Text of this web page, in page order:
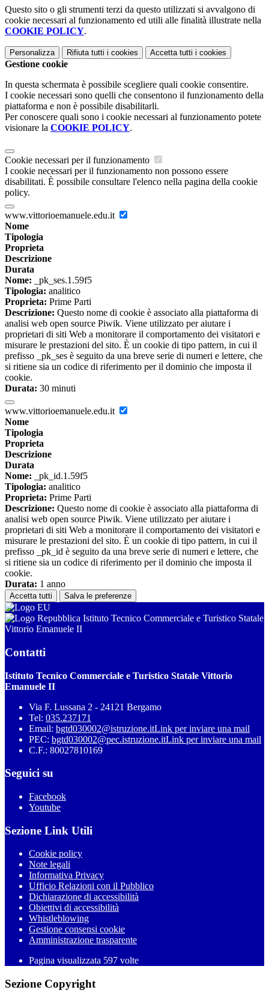
Questo sito o gli strumenti terzi da questo utilizzati si avvalgono di
cookie necessari al funzionamento ed utili alle finalità illustrate nella
COOKIE POLICY.
Personalizza Rifiuta tutti i cookies Accetta tutti i cookies
Gestione cookie
In questa schermata è possibile scegliere quali cookie consentire.
I cookie necessari sono quelli che consentono il funzionamento della
piattaforma e non è possibile disabilitarli.
Per conoscere quali sono i cookie necessari al funzionamento potete
visionare la COOKIE POLICY.
Cookie necessari per il funzionamento
I cookie necessari per il funzionamento non possono essere
disabilitati. È possibile consultare l'elenco nella pagina della cookie
policy.
www.vittorioemanuele.edu.it
Nome
Tipologia
Proprieta
Descrizione
Durata
Nome: _pk_ses.1.59f5
Tipologia: analitico
Proprieta: Prime Parti
Descrizione: Questo nome di cookie è associato alla piattaforma di
analisi web open source Piwik. Viene utilizzato per aiutare i
proprietari di siti Web a monitorare il comportamento dei visitatori e
misurare le prestazioni del sito. È un cookie di tipo pattern, in cui il
prefisso _pk_ses è seguito da una breve serie di numeri e lettere, che
si ritiene sia un codice di riferimento per il dominio che imposta il
cookie.
Durata: 30 minuti
www.vittorioemanuele.edu.it
Nome
Tipologia
Proprieta
Descrizione
Durata
Nome: _pk_id.1.59f5
Tipologia: analitico
Proprieta: Prime Parti
Descrizione: Questo nome di cookie è associato alla piattaforma di
analisi web open source Piwik. Viene utilizzato per aiutare i
proprietari di siti Web a monitorare il comportamento dei visitatori e
misurare le prestazioni del sito. È un cookie di tipo pattern, in cui il
prefisso _pk_id è seguito da una breve serie di numeri e lettere, che
si ritiene sia un codice di riferimento per il dominio che imposta il
cookie.
Durata: 1 anno
Accetta tutti Salva le preferenze
Istituto Tecnico Commerciale e Turistico Statale
Vittorio Emanuele II
Contatti
Istituto Tecnico Commerciale e Turistico Statale Vittorio
Emanuele II
Via F. Lussana 2 - 24121 Bergamo
Tel: 035.237171
Email: bgtd030002@istruzione.itLink per inviare una mail
PEC: bgtd030002@pec.istruzione.itLink per inviare una mail
C.F.: 80027810169
Seguici su
Facebook
Youtube
Sezione Link Utili
Cookie policy
Note legali
Informativa Privacy
Ufficio Relazioni con il Pubblico
Dichiarazione di accessibilità
Obiettivi di accessibilità
Whistleblowing
Gestione consensi cookie
Amministrazione trasparente
Pagina visualizzata 597 volte
Sezione Copyright